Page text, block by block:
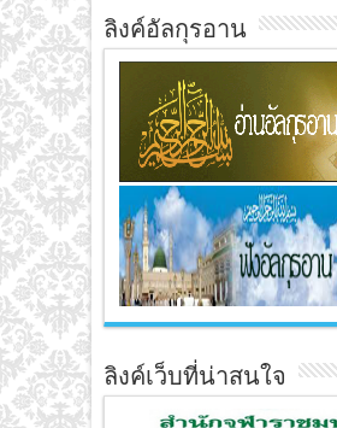
ลิงค์อัลกุรอาน
ลิงค์เว็บที่น่าสนใจ